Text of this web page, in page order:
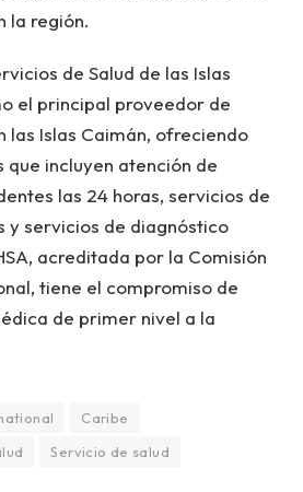
la región.
de Salud de las Islas
el principal proveedor de
las Islas Caimán, ofreciendo
incluyen atención de
las 24 horas, servicios de
y servicios de diagnóstico
acreditada por la Comisión
tiene el compromiso de
de primer nivel a la
Caribe
Servicio de salud